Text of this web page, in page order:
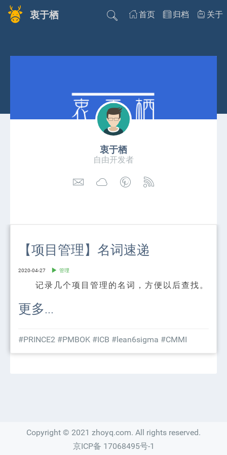
衷于栖 首页 归档 关于
衷于栖
自由开发者
【项目管理】名词速递
2020-04-27 管理
记录几个项目管理的名词，方便以后查找。
更多...
#PRINCE2 #PMBOK #ICB #lean6sigma #CMMI
Copyright © 2021 zhoyq.com. All rights reserved.
京ICP备 17068495号-1